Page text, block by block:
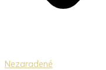
Nezaradené